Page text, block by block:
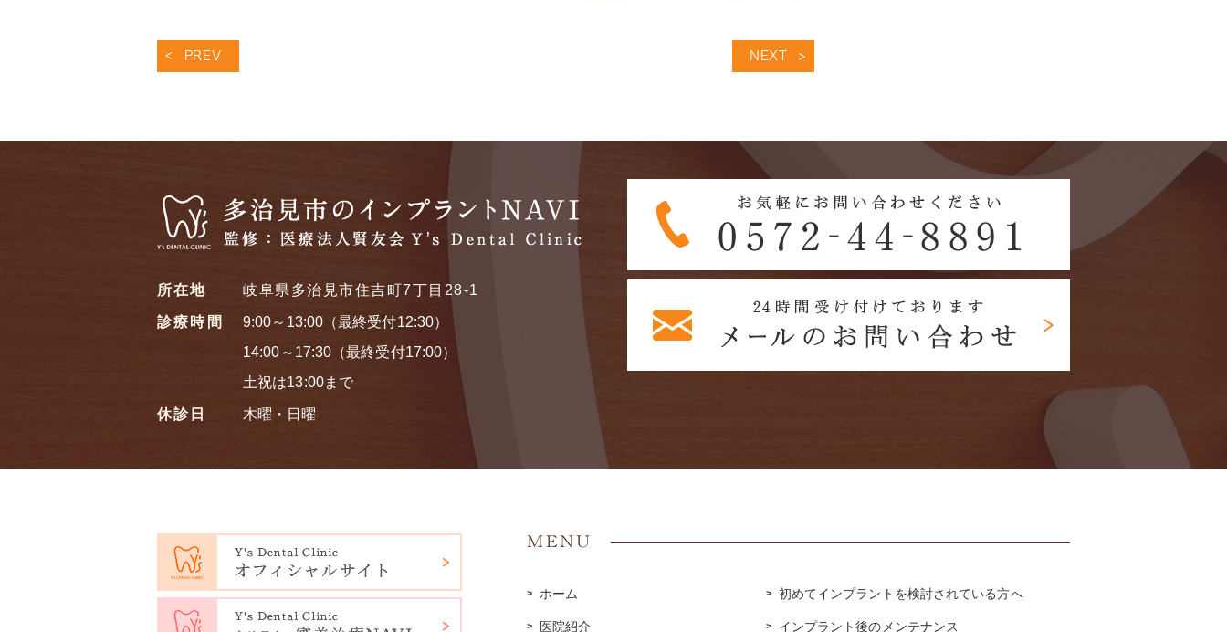
PREV NEXT
所在地 岐阜県多治見市住吉町7丁目28-1
診療時間
9:00～13:00（最終受付12:30）
14:00～17:30（最終受付17:00）
土祝は13:00まで
休診日 木曜・日曜
MENU
ホーム
医院紹介
初めてインプラントを検討されている方へ
インプラント後のメンテナンス